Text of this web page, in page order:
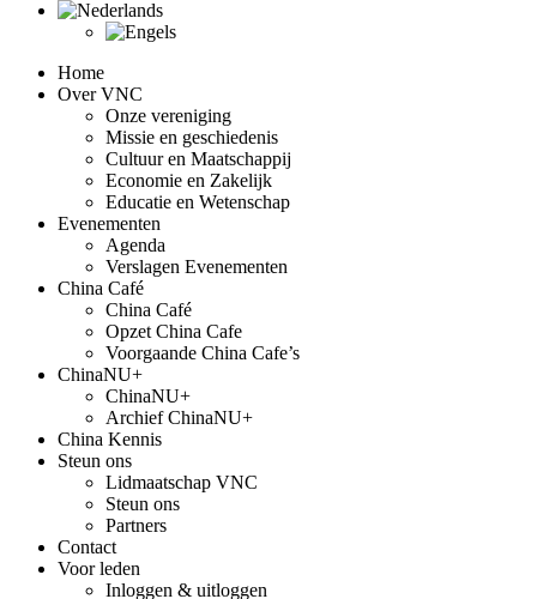
Home
Over VNC
Onze vereniging
Missie en geschiedenis
Cultuur en Maatschappij
Economie en Zakelijk
Educatie en Wetenschap
Evenementen
Agenda
Verslagen Evenementen
China Café
China Café
Opzet China Cafe
Voorgaande China Cafe’s
ChinaNU+
ChinaNU+
Archief ChinaNU+
China Kennis
Steun ons
Lidmaatschap VNC
Steun ons
Partners
Contact
Voor leden
Inloggen & uitloggen